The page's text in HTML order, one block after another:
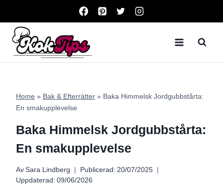
content
Home » Bak & Efterrätter » Baka Himmelsk Jordgubbstårta:
En smakupplevelse
Baka Himmelsk Jordgubbstårta:
En smakupplevelse
Av Sara Lindberg Publicerad: 20/07/2025
Uppdaterad: 09/06/2026